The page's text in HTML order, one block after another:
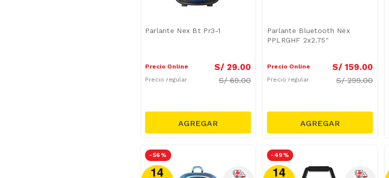
Parlante Nex Bt Pr3-1
Precio Online S/ 29.00
Precio regular S/69.00
Parlante Bluetooth Nex
PPLRGHF 2x2.75"
Precio Online S/ 159.00
Precio regular S/299.00
-56 % - 49 %